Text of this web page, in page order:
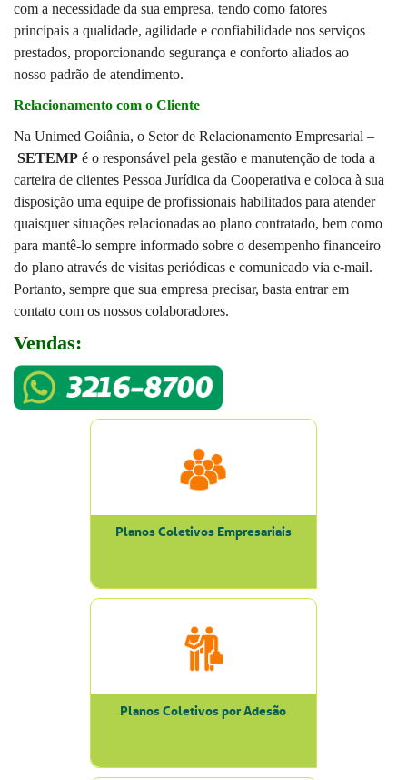
com a necessidade da sua empresa, tendo como fatores
principais a qualidade, agilidade e confiabilidade nos serviços
prestados, proporcionando segurança e conforto aliados ao
nosso padrão de atendimento.
Relacionamento com o Cliente
Na Unimed Goiânia, o Setor de Relacionamento Empresarial –
SETEMP é o responsável pela gestão e manutenção de toda a
carteira de clientes Pessoa Jurídica da Cooperativa e coloca à sua
disposição uma equipe de profissionais habilitados para atender
quaisquer situações relacionadas ao plano contratado, bem como
para mantê-lo sempre informado sobre o desempenho financeiro
do plano através de visitas periódicas e comunicado via e-mail.
Portanto, sempre que sua empresa precisar, basta entrar em
contato com os nossos colaboradores.
Vendas:
Planos Coletivos Empresariais
Planos Coletivos por Adesão